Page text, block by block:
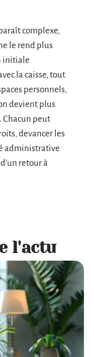
complexe,
le rend plus
initiale
la caisse, tout
personnels,
devient plus
Chacun peut
devancer les
administrative
retour à
l'actu